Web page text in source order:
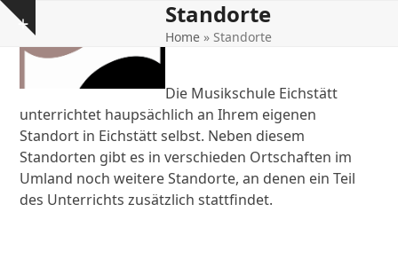
Skip
content
Show
notice
Open
mobile
Close
mobile
Standorte
Home» Standorte
Die Musikschule Eichstätt
unterrichtet haupsächlich an Ihrem eigenen
Standort in Eichstätt selbst. Neben diesem
Standorten gibt es in verschieden Ortschaften im
Umland noch weitere Standorte, an denen ein Teil
des Unterrichts zusätzlich stattfindet.